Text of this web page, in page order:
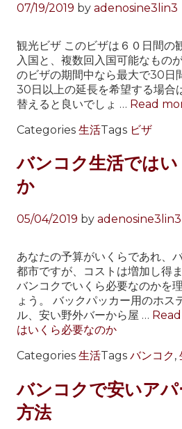
07/19/2019 by adenosine3lin3
観光ビザ このビザは６０日間の
入国と、複数回入国可能なもの
のビザの期間中なら最大で30日
30日以上の延長を希望する場合
替えると良いでしょ … Read
Categories 生活Tags ビザ
バンコク生活では
か
05/04/2019 by adenosine3lin3
あなたの予算がいくらであれ、
都市ですが、コストは増加し得
バンコクでいくら必要なのかを
ょう。 バックパッカー用のホス
ル、安い野外バーから屋 …
はいくら必要なのか
Categories 生活Tags バンコク,
バンコクで安いア
方法